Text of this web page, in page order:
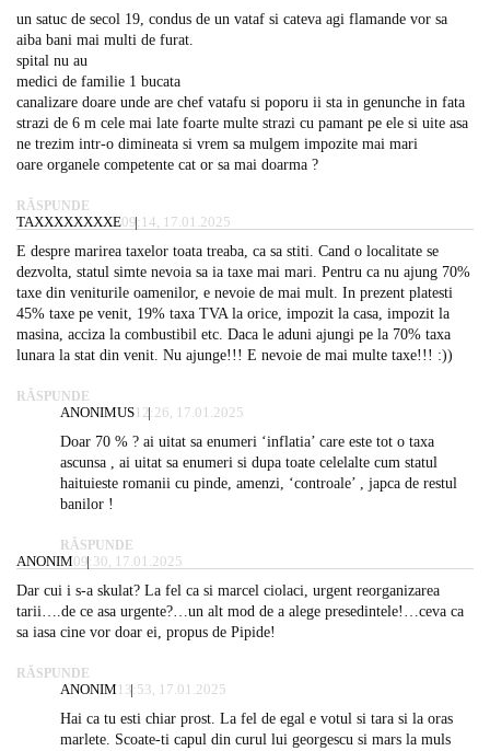
un satuc de secol 19, condus de un vataf si cateva agi flamande vor sa
aiba bani mai multi de furat.
spital nu au
medici de familie 1 bucata
canalizare doare unde are chef vatafu si poporu ii sta in genunche in fata
strazi de 6 m cele mai late foarte multe strazi cu pamant pe ele si uite asa
ne trezim intr-o dimineata si vrem sa mulgem impozite mai mari
oare organele competente cat or sa mai doarma ?
RĂSPUNDE
TAXXXXXXXXE09:14, 17.01.2025
E despre marirea taxelor toata treaba, ca sa stiti. Cand o localitate se
dezvolta, statul simte nevoia sa ia taxe mai mari. Pentru ca nu ajung 70%
taxe din veniturile oamenilor, e nevoie de mai mult. In prezent platesti
45% taxe pe venit, 19% taxa TVA la orice, impozit la casa, impozit la
masina, acciza la combustibil etc. Daca le aduni ajungi pe la 70% taxa
lunara la stat din venit. Nu ajunge!!! E nevoie de mai multe taxe!!! :))
RĂSPUNDE
ANONIMUS12:26, 17.01.2025
Doar 70 % ? ai uitat sa enumeri ‘inflatia’ care este tot o taxa
ascunsa , ai uitat sa enumeri si dupa toate celelalte cum statul
haituieste romanii cu pinde, amenzi, ‘controale’ , japca de restul
banilor !
RĂSPUNDE
ANONIM09:30, 17.01.2025
Dar cui i s-a skulat? La fel ca si marcel ciolaci, urgent reorganizarea
tarii….de ce asa urgente?…un alt mod de a alege presedintele!…ceva ca
sa iasa cine vor doar ei, propus de Pipide!
RĂSPUNDE
ANONIM 13:53, 17.01.2025
Hai ca tu esti chiar prost. La fel de egal e votul si tara si la oras
marlete. Scoate-ti capul din curul lui georgescu si mars la muls